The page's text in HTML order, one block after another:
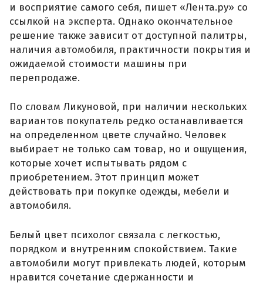
и восприятие самого себя, пишет «Лента.ру» со
ссылкой на эксперта. Однако окончательное
решение также зависит от доступной палитры,
наличия автомобиля, практичности покрытия и
ожидаемой стоимости машины при
перепродаже.
По словам Ликуновой, при наличии нескольких
вариантов покупатель редко останавливается
на определенном цвете случайно. Человек
выбирает не только сам товар, но и ощущения,
которые хочет испытывать рядом с
приобретением. Этот принцип может
действовать при покупке одежды, мебели и
автомобиля.
Белый цвет психолог связала с легкостью,
порядком и внутренним спокойствием. Такие
автомобили могут привлекать людей, которым
нравится сочетание сдержанности и